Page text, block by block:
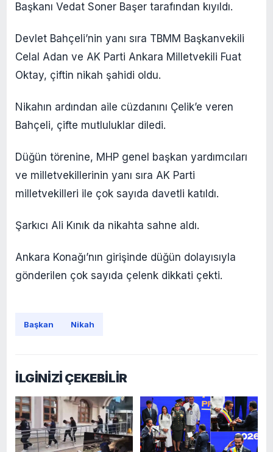
Başkanı Vedat Soner Başer tarafından kıyıldı.
Devlet Bahçeli’nin yanı sıra TBMM Başkanvekili
Celal Adan ve AK Parti Ankara Milletvekili Fuat
Oktay, çiftin nikah şahidi oldu.
Nikahın ardından aile cüzdanını Çelik’e veren
Bahçeli, çifte mutluluklar diledi.
Düğün törenine, MHP genel başkan yardımcıları
ve milletvekillerinin yanı sıra AK Parti
milletvekilleri ile çok sayıda davetli katıldı.
Şarkıcı Ali Kınık da nikahta sahne aldı.
Ankara Konağı’nın girişinde düğün dolayısıyla
gönderilen çok sayıda çelenk dikkati çekti.
Başkan Nikah
İLGİNİZİ ÇEKEBİLİR